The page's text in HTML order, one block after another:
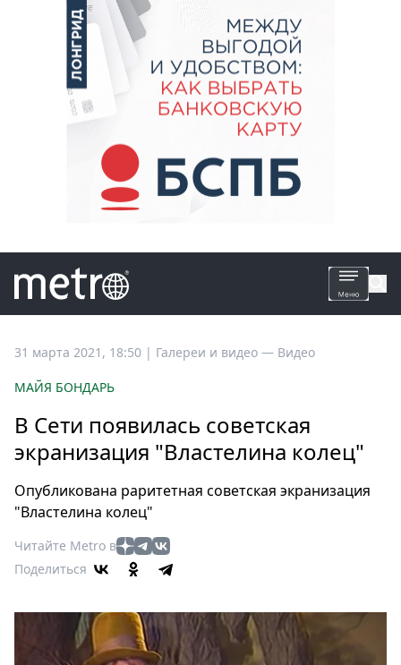
Все
Петербург
Россия
Мир
Еда
Мода
Театр
Афиша
Книги
31 марта 2021, 18:50 | Галереи и видео — Видео
МАЙЯ БОНДАРЬ
В Сети появилась советская
экранизация "Властелина колец"
Опубликована раритетная советская экранизация
"Властелина колец"
Читайте Metro в
Поделиться